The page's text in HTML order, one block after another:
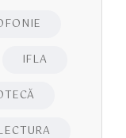
IFLA